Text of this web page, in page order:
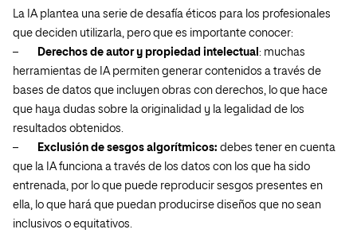
La IA plantea una serie de desafía éticos para los profesionales
que deciden utilizarla, pero que es importante conocer:
–
Derechos de autor y propiedad intelectual : muchas
herramientas de IA permiten generar contenidos a través de
bases de datos que incluyen obras con derechos, lo que hace
que haya dudas sobre la originalidad y la legalidad de los
resultados obtenidos.
–
Exclusión de sesgos algorítmicos: debes tener en cuenta
que la IA funciona a través de los datos con los que ha sido
entrenada, por lo que puede reproducir sesgos presentes en
ella, lo que hará que puedan producirse diseños que no sean
inclusivos o equitativos.